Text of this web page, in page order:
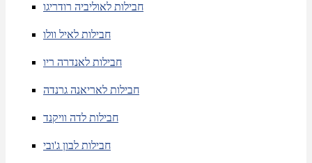
חבילות לאוליביה רודריגו
חבילות לאיל וולו
חבילות לאנדרה ריו
חבילות לאריאנה גרנדה
חבילות לדה וויקנד
חבילות לבון ג'ובי